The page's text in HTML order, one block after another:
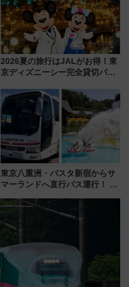
2026夏の旅行はJALがお得！東
京ディズニーシー完全貸切パー
ーン始まる 条件は「夏の国内
線に2回搭乗」
東京八重洲・バスタ新宿からサ
マーランドへ直行バス運行！ お
推し活を楽しもう！（2026年